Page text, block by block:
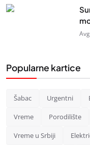
Popularne kartice
Šabac Urgentni
Vreme Porodilište
Vreme u Srbiji